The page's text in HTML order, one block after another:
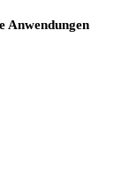
Anwendungen